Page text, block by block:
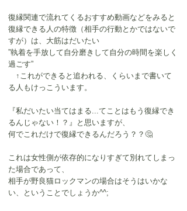
復縁関連で流れてくるおすすめ動画などをみると
復縁できる人の特徴（相手の行動とかではないで
すが）は、大筋はだいたい
”執着を手放して自分磨きして自分の時間を楽しく
過ごす”
↑これができると追われる、くらいまで書いて
る人もけっこういます。
『私だいたい当てはまる...てことはもう復縁でき
るんじゃない！？』と思いますが、
何でこれだけで復縁できるんだろう？？🤔
これは女性側が依存的になりすぎて別れてしまっ
た場合であって、
相手が野良猫ロックマンの場合はそうはいかな
い、ということでしょうか^^;